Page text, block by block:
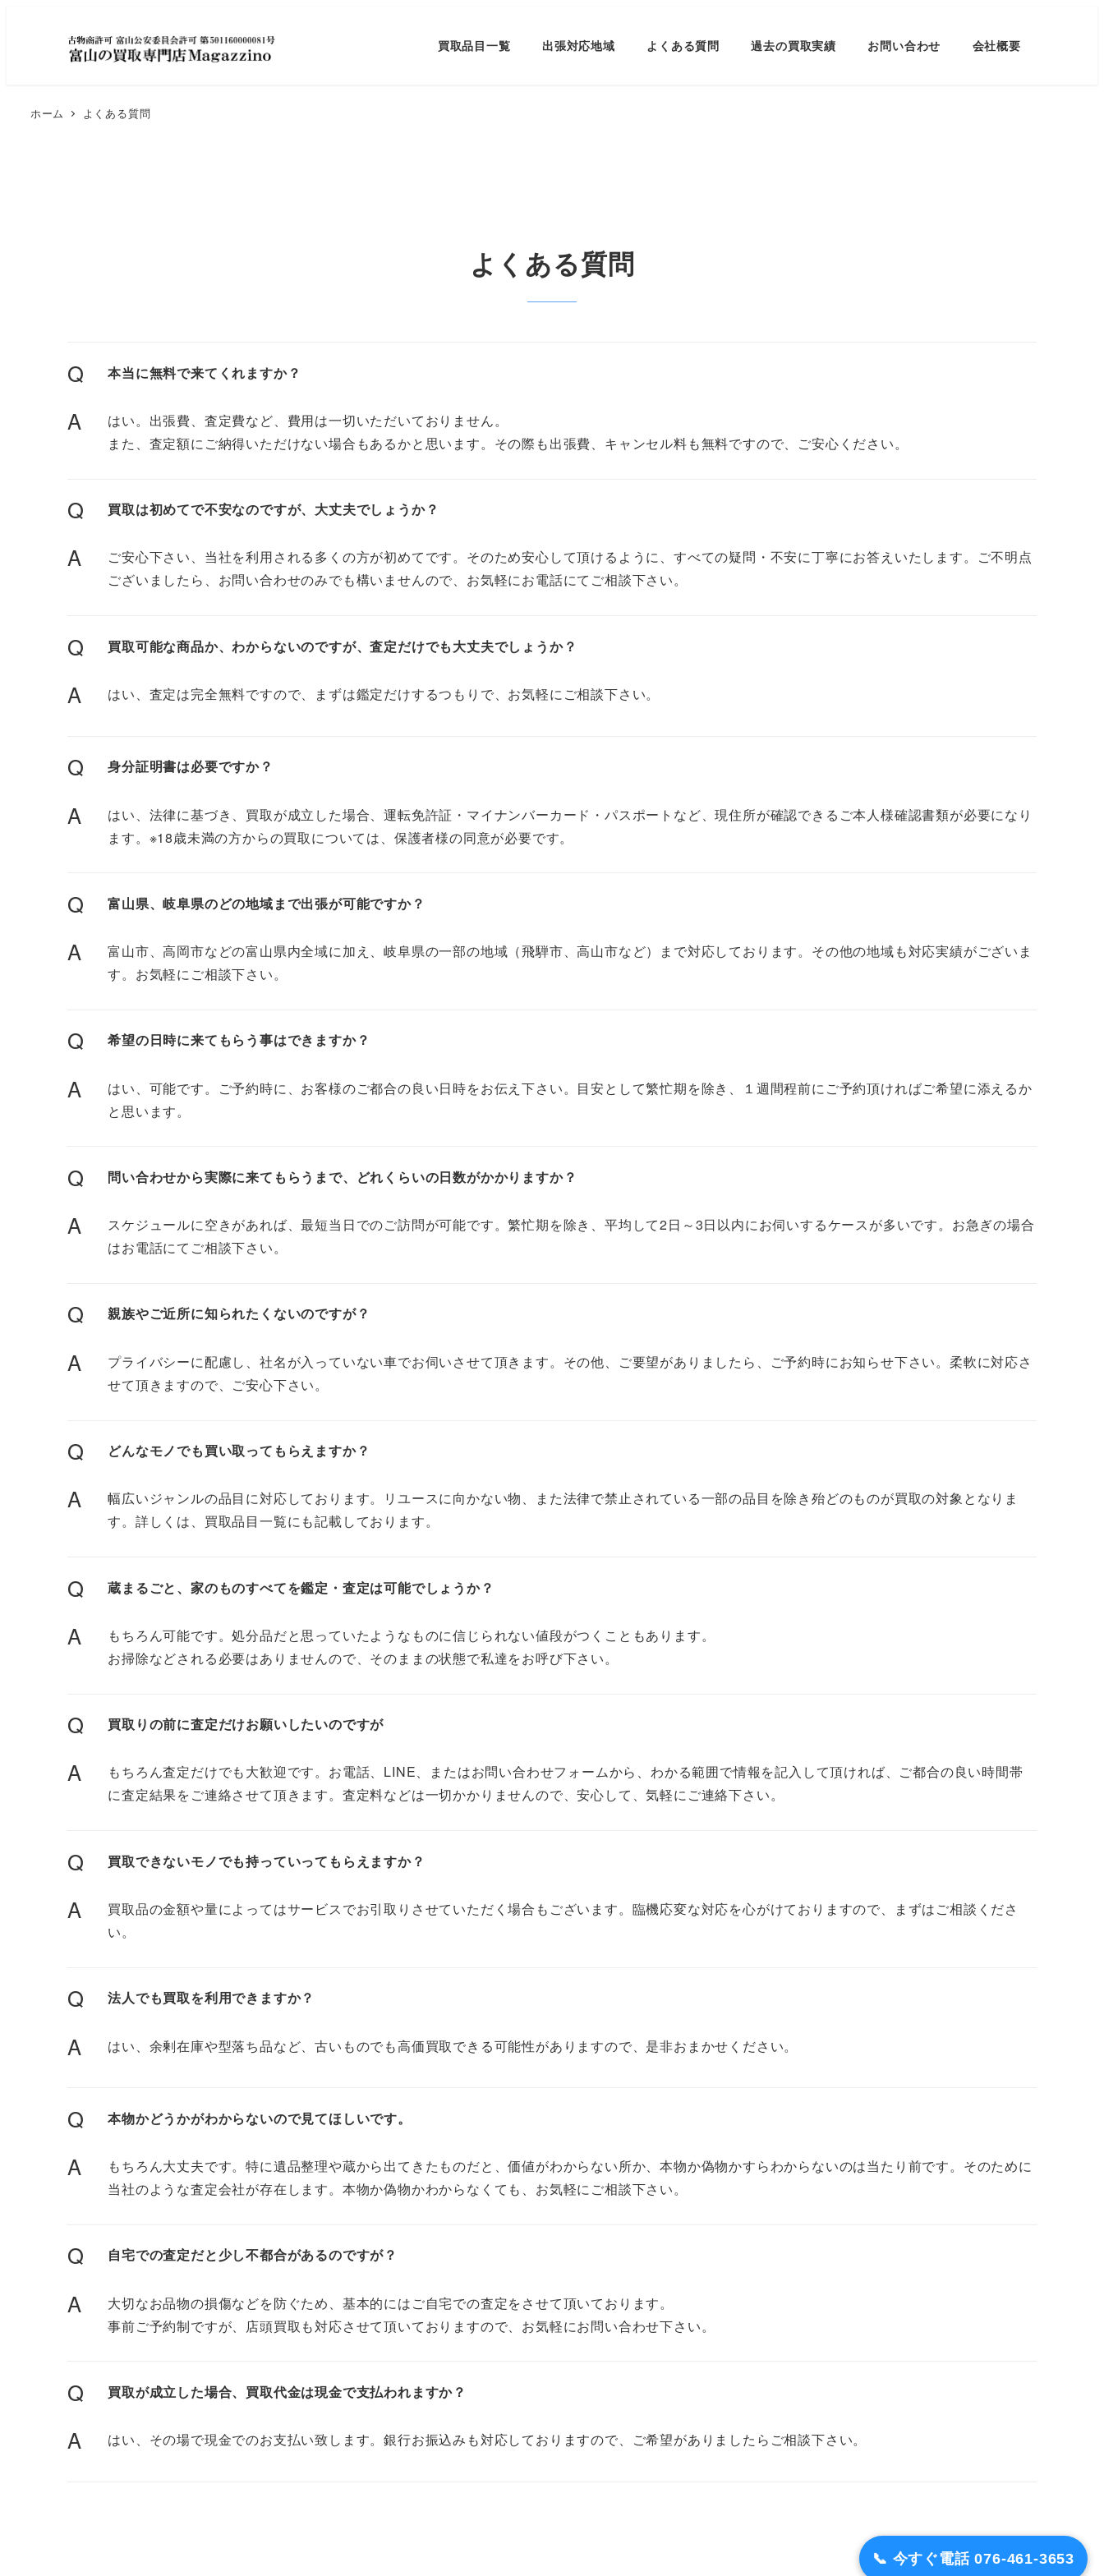
買取品目一覧 出張対応地域 よくある質問 過去の買取実績 お問い合わせ 会社概要
ホーム よくある質問
よくある質問
Q 本当に無料で来てくれますか？
A
はい。出張費、査定費など、費用は一切いただいておりません。
また、査定額にご納得いただけない場合もあるかと思います。その際も出張費、キャンセル料も無料ですので、ご安心ください。
Q 買取は初めてで不安なのですが、大丈夫でしょうか？
A
ご安心下さい、当社を利用される多くの方が初めてです。そのため安心して頂けるように、すべての疑問・不安に丁寧にお答えいたします。ご不明点
ございましたら、お問い合わせのみでも構いませんので、お気軽にお電話にてご相談下さい。
Q 買取可能な商品か、わからないのですが、査定だけでも大丈夫でしょうか？
A はい、査定は完全無料ですので、まずは鑑定だけするつもりで、お気軽にご相談下さい。
Q 身分証明書は必要ですか？
A
はい、法律に基づき、買取が成立した場合、運転免許証・マイナンバーカード・パスポートなど、現住所が確認できるご本人様確認書類が必要になり
ます。※18歳未満の方からの買取については、保護者様の同意が必要です。
Q 富山県、岐阜県のどの地域まで出張が可能ですか？
A
富山市、高岡市などの富山県内全域に加え、岐阜県の一部の地域（飛騨市、高山市など）まで対応しております。その他の地域も対応実績がございま
す。お気軽にご相談下さい。
Q 希望の日時に来てもらう事はできますか？
A
はい、可能です。ご予約時に、お客様のご都合の良い日時をお伝え下さい。目安として繁忙期を除き、１週間程前にご予約頂ければご希望に添えるか
と思います。
Q 問い合わせから実際に来てもらうまで、どれくらいの日数がかかりますか？
A
スケジュールに空きがあれば、最短当日でのご訪問が可能です。繁忙期を除き、平均して2日～3日以内にお伺いするケースが多いです。お急ぎの場合
はお電話にてご相談下さい。
Q 親族やご近所に知られたくないのですが？
A
プライバシーに配慮し、社名が入っていない車でお伺いさせて頂きます。その他、ご要望がありましたら、ご予約時にお知らせ下さい。柔軟に対応さ
せて頂きますので、ご安心下さい。
Q どんなモノでも買い取ってもらえますか？
A
幅広いジャンルの品目に対応しております。リユースに向かない物、また法律で禁止されている一部の品目を除き殆どのものが買取の対象となりま
す。詳しくは、買取品目一覧にも記載しております。
Q 蔵まるごと、家のものすべてを鑑定・査定は可能でしょうか？
A
もちろん可能です。処分品だと思っていたようなものに信じられない値段がつくこともあります。
お掃除などされる必要はありませんので、そのままの状態で私達をお呼び下さい。
Q 買取りの前に査定だけお願いしたいのですが
A
もちろん査定だけでも大歓迎です。お電話、LINE、またはお問い合わせフォームから、わかる範囲で情報を記入して頂ければ、ご都合の良い時間帯
に査定結果をご連絡させて頂きます。査定料などは一切かかりませんので、安心して、気軽にご連絡下さい。
Q 買取できないモノでも持っていってもらえますか？
A
買取品の金額や量によってはサービスでお引取りさせていただく場合もございます。臨機応変な対応を心がけておりますので、まずはご相談くださ
い。
Q 法人でも買取を利用できますか？
A はい、余剰在庫や型落ち品など、古いものでも高価買取できる可能性がありますので、是非おまかせください。
Q 本物かどうかがわからないので見てほしいです。
A
もちろん大丈夫です。特に遺品整理や蔵から出てきたものだと、価値がわからない所か、本物か偽物かすらわからないのは当たり前です。そのために
当社のような査定会社が存在します。本物か偽物かわからなくても、お気軽にご相談下さい。
Q 自宅での査定だと少し不都合があるのですが？
A
大切なお品物の損傷などを防ぐため、基本的にはご自宅での査定をさせて頂いております。
事前ご予約制ですが、店頭買取も対応させて頂いておりますので、お気軽にお問い合わせ下さい。
Q 買取が成立した場合、買取代金は現金で支払われますか？
A はい、その場で現金でのお支払い致します。銀行お振込みも対応しておりますので、ご希望がありましたらご相談下さい。
📞 今すぐ電話 076-461-3653